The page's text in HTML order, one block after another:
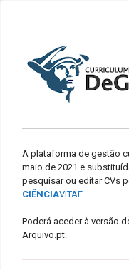
A plataforma de gestão
maio de 2021 e
pesquisar ou editar CVs
CIÊNCIAVITAE.
Poderá aceder à versão
Arquivo.pt.